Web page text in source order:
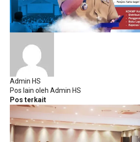
Admin HS
Pos lain oleh Admin HS
Pos terkait